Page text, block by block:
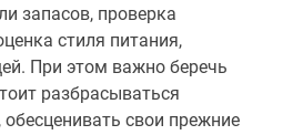
запасов, проверка
стиля питания,
При этом важно беречь
разбрасываться
свои прежние